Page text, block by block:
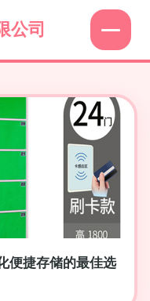
公司
便捷存储的最佳选